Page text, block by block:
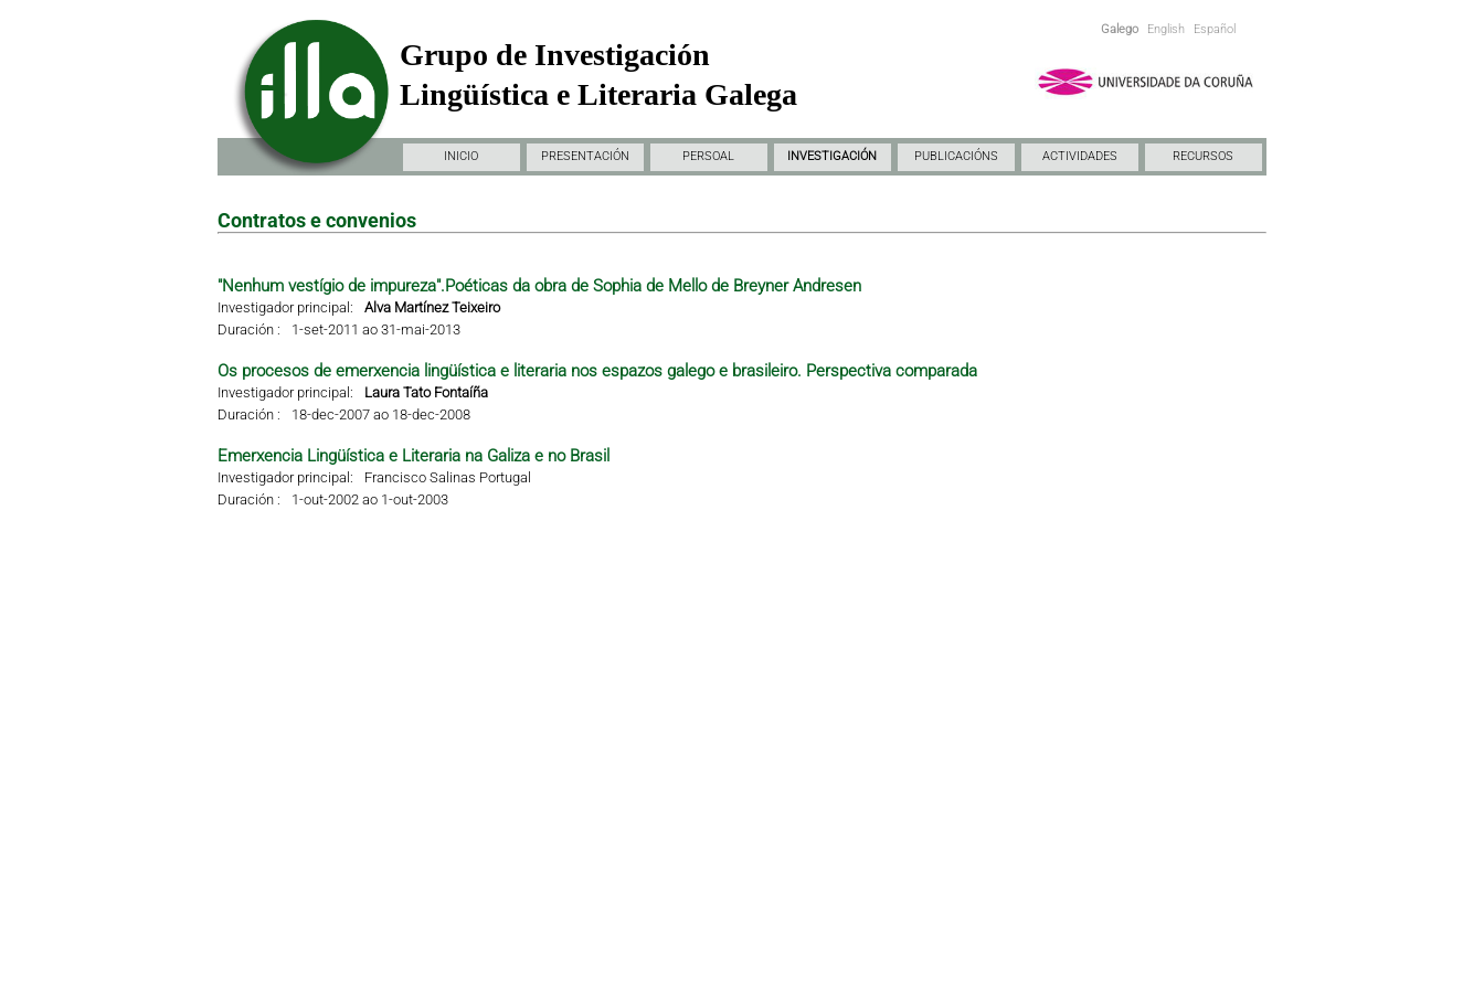
Galego English Español
Grupo de Investigación
Lingüística e Literaria Galega
INICIO PRESENTACIÓN PERSOAL INVESTIGACIÓN PUBLICACIÓNS ACTIVIDADES RECURSOS
Contratos e convenios
"Nenhum vestígio de impureza".Poéticas da obra de Sophia de Mello de Breyner Andresen
Investigador principal:
Alva Martínez Teixeiro
Duración :
1-set-2011 ao 31-mai-2013
Os procesos de emerxencia lingüística e literaria nos espazos galego e brasileiro. Perspectiva comparada
Investigador principal:
Laura Tato Fontaíña
Duración :
18-dec-2007 ao 18-dec-2008
Emerxencia Lingüística e Literaria na Galiza e no Brasil
Investigador principal:
Francisco Salinas Portugal
Duración :
1-out-2002 ao 1-out-2003